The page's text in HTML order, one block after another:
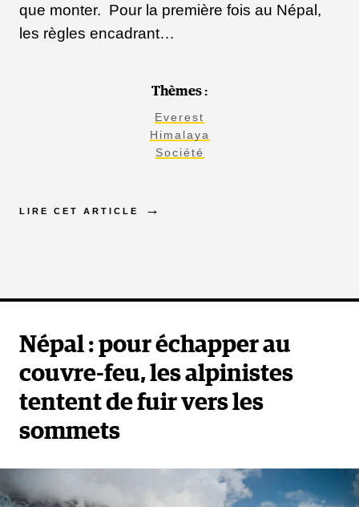
que monter. Pour la première fois au Népal,
les règles encadrant…
Thèmes :
Everest
Himalaya
Société
LIRE CET ARTICLE
Népal : pour échapper au
couvre-feu, les alpinistes
tentent de fuir vers les
sommets